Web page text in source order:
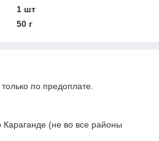
1 шт
50 г
по предоплате.
Караганде (не во все районы